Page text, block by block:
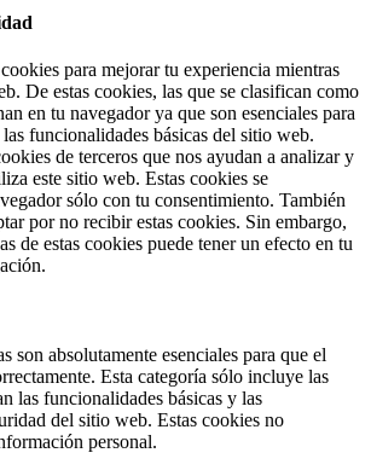
para mejorar tu experiencia mientras
De estas cookies, las que se clasifican como
en tu navegador ya que son esenciales para
funcionalidades básicas del sitio web.
de terceros que nos ayudan a analizar y
este sitio web. Estas cookies se
sólo con tu consentimiento. También
por no recibir estas cookies. Sin embargo,
de estas cookies puede tener un efecto en tu
son absolutamente esenciales para que el
Esta categoría sólo incluye las
las funcionalidades básicas y las
del sitio web. Estas cookies no
personal.